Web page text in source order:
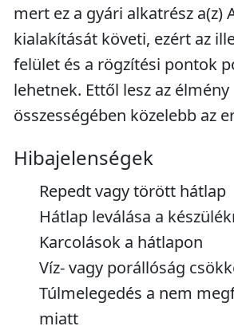
mert ez a gyári alkatrész a(z)
kialakítását követi, ezért az
felület és a rögzítési pontok
lehetnek. Ettől lesz az élmény
összességében közelebb az
Hibajelenségek
Repedt vagy törött hátlap
Hátlap leválása a
Karcolások a hátlapon
Víz- vagy porállóság
Túlmelegedés a nem
miatt